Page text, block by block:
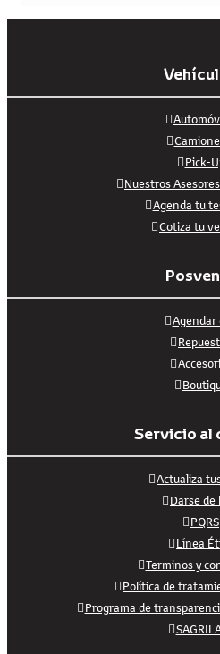
Pick-
Nuestros
Agenda tu
Cotiza tu
Agendar
Servicio al
Actualiza
Darse de
PQRS
Línea
Terminos y
Política de
Programa de